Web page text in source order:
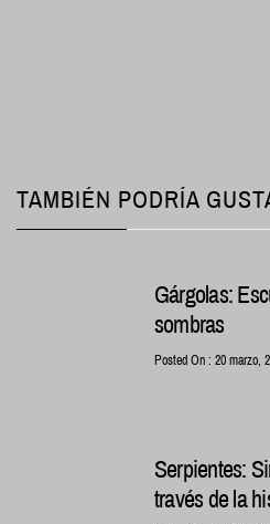
TAMBIÉN PODRÍA
Gárgolas:
sombras
Posted On : 20 marzo,
Serpientes:
través de la